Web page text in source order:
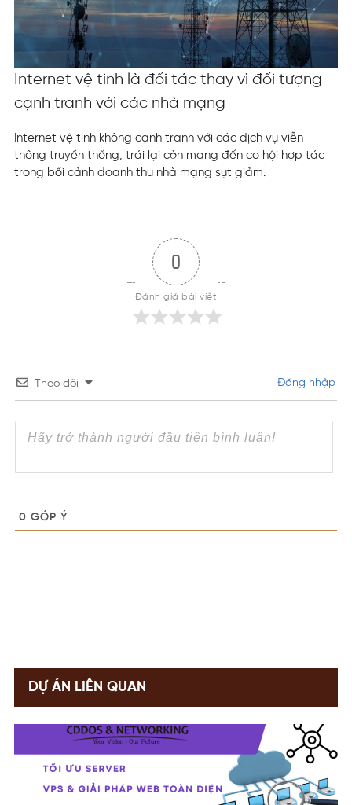
Internet vệ tinh là đối tác thay vì đối tượng
cạnh tranh với các nhà mạng
Internet vệ tinh không cạnh tranh với các dịch vụ viễn
thông truyền thống, trái lại còn mang đến cơ hội hợp tác
trong bối cảnh doanh thu nhà mạng sụt giảm.
0
Đánh giá bài viết
Theo dõi Đăng nhập
0 GÓP Ý
DỰ ÁN LIÊN QUAN